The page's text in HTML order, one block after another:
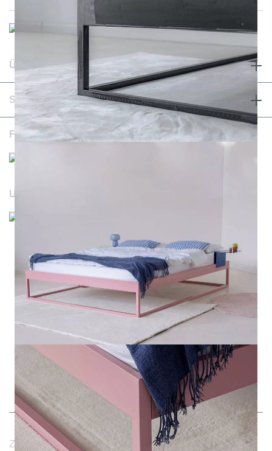
ÜBER UNS & RECHTLICHES
SERVICE & KONTAKT
FOLGEN SIE UNS
UNSERE WEBSEITEN
Durchschnittliche Bewertung von NOTORIA bei Trustami:4.98 / 5.00
1.205Bewertungen
| Bewertungsgrundlage des Anbieters: 4 Verkaufs- und 1
Bewertungsplattformen
| 14 Jahre Erfahrung
Zahlungsmethoden